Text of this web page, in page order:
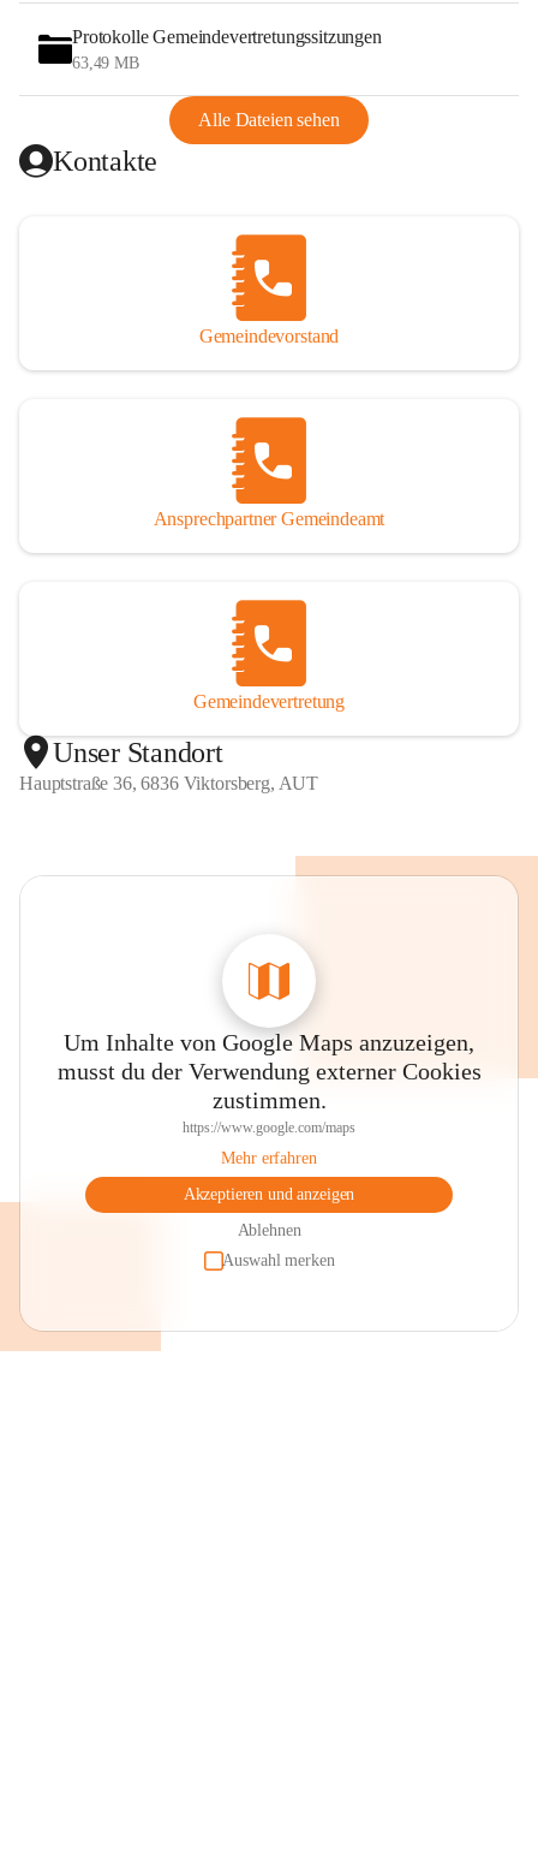
Protokolle Gemeindevertretungssitzungen
63,49 MB
Alle Dateien sehen
Kontakte
Gemeindevorstand
Ansprechpartner Gemeindeamt
Gemeindevertretung
Unser Standort
Hauptstraße 36, 6836 Viktorsberg, AUT
Um Inhalte von Google Maps anzuzeigen,
musst du der Verwendung externer Cookies
zustimmen.
https://www.google.com/maps
Mehr erfahren
Akzeptieren und anzeigen
Ablehnen
Auswahl merken